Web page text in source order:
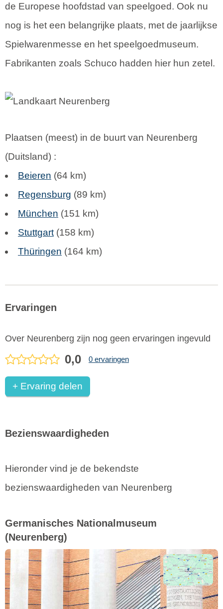
de Europese hoofdstad van speelgoed. Ook nu
nog is het een belangrijke plaats, met de jaarlijkse
Spielwarenmesse en het speelgoedmuseum.
Fabrikanten zoals Schuco hadden hier hun zetel.
Plaatsen (meest) in de buurt van Neurenberg
(Duitsland) :
Beieren (64 km)
Regensburg (89 km)
München (151 km)
Stuttgart (158 km)
Thüringen (164 km)
Ervaringen
Over Neurenberg zijn nog geen ervaringen ingevuld
0,0 0 ervaringen
+ Ervaring delen
Bezienswaardigheden
Hieronder vind je de bekendste
bezienswaardigheden van Neurenberg
Germanisches Nationalmuseum
(Neurenberg)